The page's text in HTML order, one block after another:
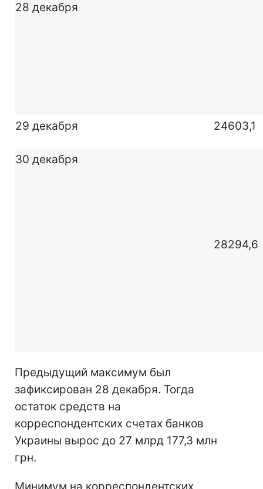
28 декабря
29 декабря 24603,1
30 декабря
28294,6
Предыдущий максимум был
зафиксирован 28 декабря. Тогда
остаток средств на
корреспондентских счетах банков
Украины вырос до 27 млрд 177,3 млн
грн.